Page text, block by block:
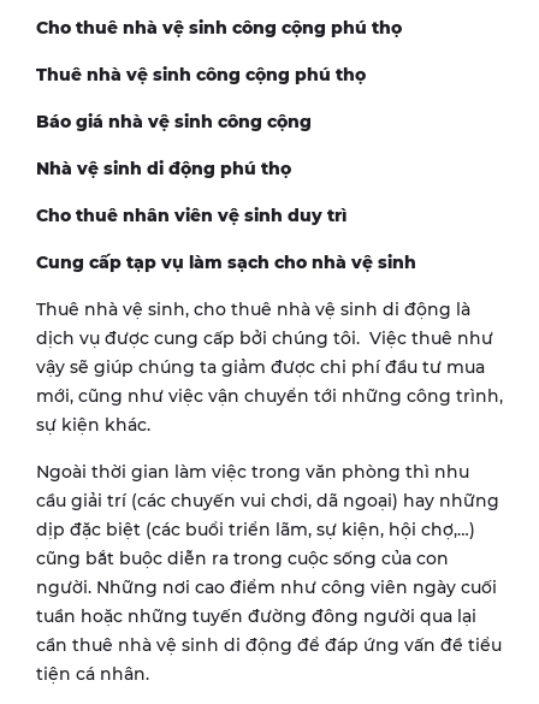
Cho thuê nhà vệ sinh công cộng phú thọ
Thuê nhà vệ sinh công cộng phú thọ
Báo giá nhà vệ sinh công cộng
Nhà vệ sinh di động phú thọ
Cho thuê nhân viên vệ sinh duy trì
Cung cấp tạp vụ làm sạch cho nhà vệ sinh
Thuê nhà vệ sinh, cho thuê nhà vệ sinh di động là
dịch vụ được cung cấp bởi chúng tôi. Việc thuê như
vậy sẽ giúp chúng ta giảm được chi phí đầu tư mua
mới, cũng như việc vận chuyển tới những công trình,
sự kiện khác.
Ngoài thời gian làm việc trong văn phòng thì nhu
cầu giải trí (các chuyến vui chơi, dã ngoại) hay những
dịp đặc biệt (các buổi triển lãm, sự kiện, hội chợ,…)
cũng bắt buộc diễn ra trong cuộc sống của con
người. Những nơi cao điểm như công viên ngày cuối
tuần hoặc những tuyến đường đông người qua lại
cần thuê nhà vệ sinh di động để đáp ứng vấn đề tiểu
tiện cá nhân.